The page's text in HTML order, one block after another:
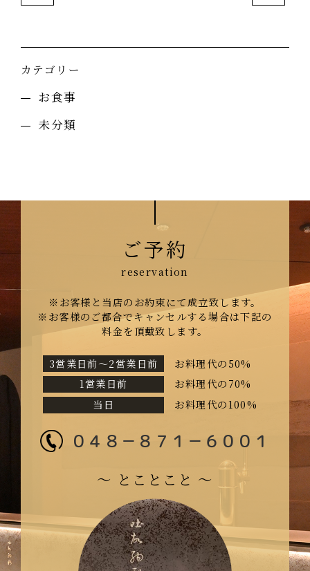
カテゴリー
お食事
未分類
ご予約
※お客様と当店のお約束にて成立致します。
※お客様のご都合でキャンセルする場合は下記の
料金を頂戴致します。
3営業日前〜2営業日前
お料理代の50%
1営業日前
お料理代の70%
当日
お料理代の100%
０４８－８７１－６００１
〜 とことこと 〜